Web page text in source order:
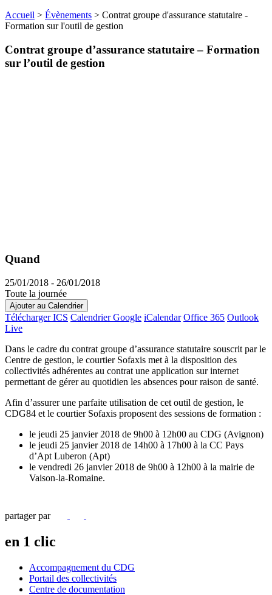
Accueil > Évènements > Contrat groupe d'assurance statutaire -
Formation sur l'outil de gestion
Contrat groupe d’assurance statutaire – Formation
sur l’outil de gestion
Quand
25/01/2018 - 26/01/2018
Toute la journée
Ajouter au Calendrier
Télécharger ICS Calendrier Google iCalendar Office 365 Outlook
Live
Dans le cadre du contrat groupe d’assurance statutaire souscrit par le
Centre de gestion, le courtier Sofaxis met à la disposition des
collectivités adhérentes au contrat une application sur internet
permettant de gérer au quotidien les absences pour raison de santé.
Afin d’assurer une parfaite utilisation de cet outil de gestion, le
CDG84 et le courtier Sofaxis proposent des sessions de formation :
le jeudi 25 janvier 2018 de 9h00 à 12h00 au CDG (Avignon)
le jeudi 25 janvier 2018 de 14h00 à 17h00 à la CC Pays
d’Apt Luberon (Apt)
le vendredi 26 janvier 2018 de 9h00 à 12h00 à la mairie de
Vaison-la-Romaine.
partager par
en 1 clic
Accompagnement du CDG
Portail des collectivités
Centre de documentation